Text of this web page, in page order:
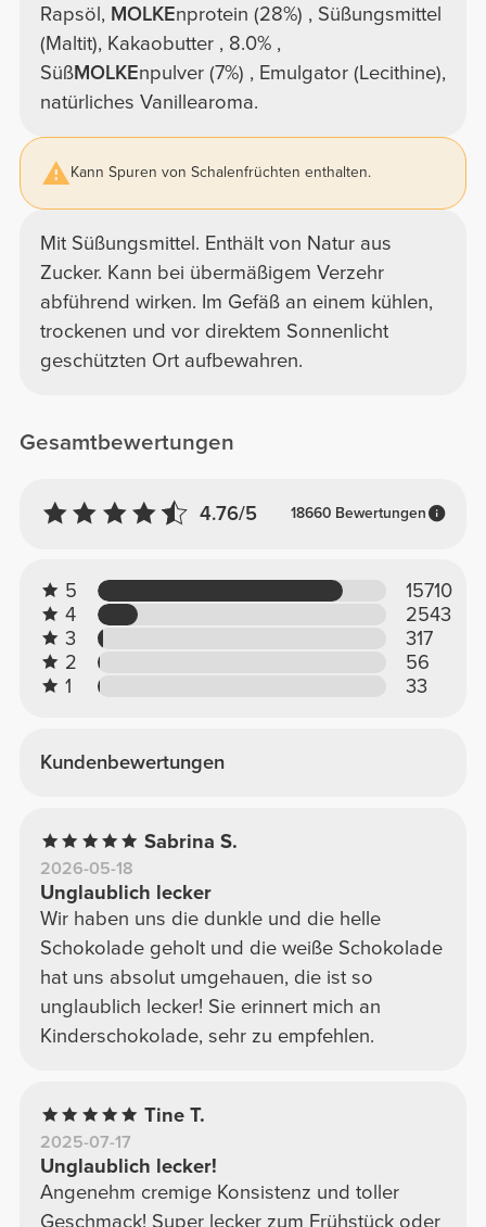
Rapsöl, MOLKEnprotein (28%) , Süßungsmittel
(Maltit), Kakaobutter , 8.0% ,
SüßMOLKEnpulver (7%) , Emulgator (Lecithine),
natürliches Vanillearoma.
Kann Spuren von Schalenfrüchten enthalten.
Mit Süßungsmittel. Enthält von Natur aus
Zucker. Kann bei übermäßigem Verzehr
abführend wirken. Im Gefäß an einem kühlen,
trockenen und vor direktem Sonnenlicht
geschützten Ort aufbewahren.
Gesamtbewertungen
4.76/5 18660 Bewertungen
5
15710
4
2543
3
317
2
56
1
33
Kundenbewertungen
Sabrina S.
2026-05-18
Unglaublich lecker
Wir haben uns die dunkle und die helle
Schokolade geholt und die weiße Schokolade
hat uns absolut umgehauen, die ist so
unglaublich lecker! Sie erinnert mich an
Kinderschokolade, sehr zu empfehlen.
Tine T.
2025-07-17
Unglaublich lecker!
Angenehm cremige Konsistenz und toller
Geschmack! Super lecker zum Frühstück oder